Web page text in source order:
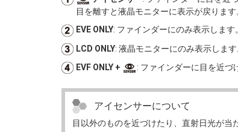
目を離すと液晶モニターに表示が戻ります
EVE ONLY: ファインダーにのみ表示します。
LCD ONLY: 液晶モニターにのみ表示します
EVF ONLY + : ファインダーに目を近づ
アイセンサーについて
目以外のものを近づけたり、直射日光が当